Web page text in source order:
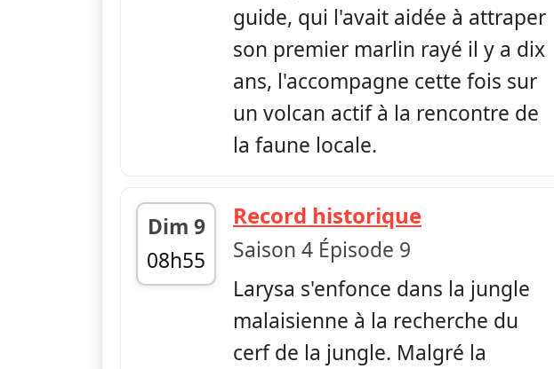
guide, qui l'avait aidée à attraper
son premier marlin rayé il y a dix
ans, l'accompagne cette fois sur
un volcan actif à la rencontre de
la faune locale.
Dim 9
08h55
fin 09h13
Record historique— La Globe-
Saison 4 Épisode 9
Larysa s'enfonce dans la jungle
malaisienne à la recherche du
cerf de la jungle. Malgré la